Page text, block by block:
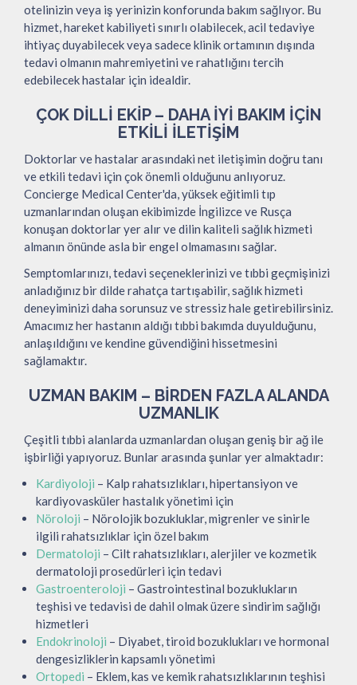
otelinizin veya iş yerinizin konforunda bakım sağlıyor. Bu
hizmet, hareket kabiliyeti sınırlı olabilecek, acil tedaviye
ihtiyaç duyabilecek veya sadece klinik ortamının dışında
tedavi olmanın mahremiyetini ve rahatlığını tercih
edebilecek hastalar için idealdir.
ÇOK DILLI EKIP – DAHA İYI BAKIM İÇIN
ETKILI İLETIŞIM
Doktorlar ve hastalar arasındaki net iletişimin doğru tanı
ve etkili tedavi için çok önemli olduğunu anlıyoruz.
Concierge Medical Center'da, yüksek eğitimli tıp
uzmanlarından oluşan ekibimizde İngilizce ve Rusça
konuşan doktorlar yer alır ve dilin kaliteli sağlık hizmeti
almanın önünde asla bir engel olmamasını sağlar.
Semptomlarınızı, tedavi seçeneklerinizi ve tıbbi geçmişinizi
anladığınız bir dilde rahatça tartışabilir, sağlık hizmeti
deneyiminizi daha sorunsuz ve stressiz hale getirebilirsiniz.
Amacımız her hastanın aldığı tıbbi bakımda duyulduğunu,
anlaşıldığını ve kendine güvendiğini hissetmesini
sağlamaktır.
UZMAN BAKIM – BIRDEN FAZLA ALANDA
UZMANLIK
Çeşitli tıbbi alanlarda uzmanlardan oluşan geniş bir ağ ile
işbirliği yapıyoruz. Bunlar arasında şunlar yer almaktadır:
Kardiyoloji – Kalp rahatsızlıkları, hipertansiyon ve
kardiyovasküler hastalık yönetimi için
Nöroloji – Nörolojik bozukluklar, migrenler ve sinirle
ilgili rahatsızlıklar için özel bakım
Dermatoloji – Cilt rahatsızlıkları, alerjiler ve kozmetik
dermatoloji prosedürleri için tedavi
Gastroenteroloji – Gastrointestinal bozuklukların
teşhisi ve tedavisi de dahil olmak üzere sindirim sağlığı
hizmetleri
Endokrinoloji – Diyabet, tiroid bozuklukları ve hormonal
dengesizliklerin kapsamlı yönetimi
Ortopedi – Eklem, kas ve kemik rahatsızlıklarının teşhisi